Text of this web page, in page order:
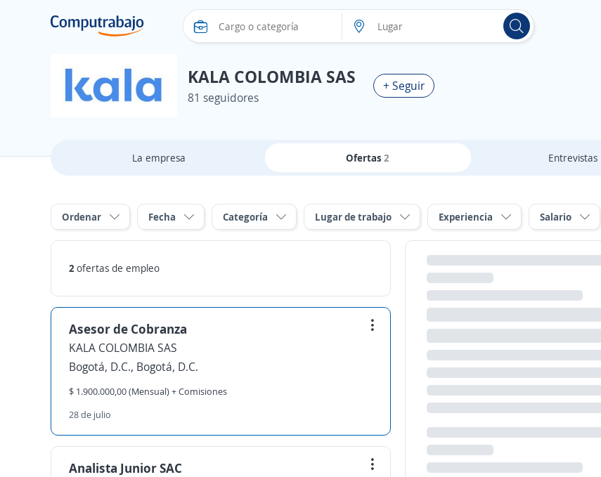
KALA COLOMBIA SAS
81 seguidores
+ Seguir
La empresa Ofertas2 Entrevistas
Ordenar Fecha Categoría Lugar de trabajo Experiencia Salario
2ofertas de empleo
Asesor de Cobranza
KALA COLOMBIA SAS
Bogotá, D.C., Bogotá, D.C.
$ 1.900.000,00 (Mensual) + Comisiones
28 de julio
Analista Junior SAC